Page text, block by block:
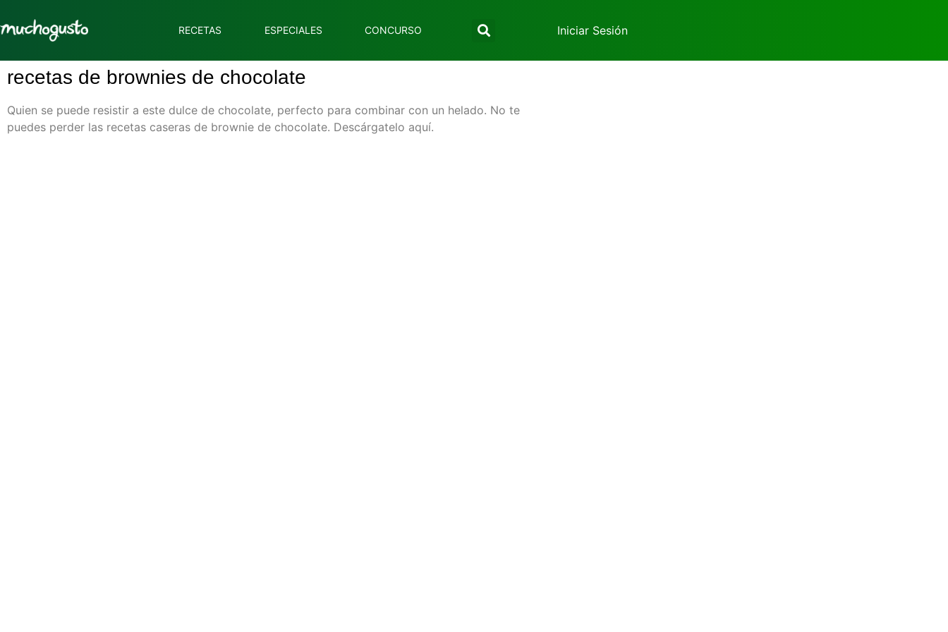
RECETAS ESPECIALES CONCURSO Iniciar Sesión
recetas de brownies de chocolate
Quien se puede resistir a este dulce de chocolate, perfecto para combinar con un helado. No te
puedes perder las recetas caseras de brownie de chocolate. Descárgatelo aquí.